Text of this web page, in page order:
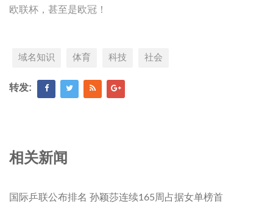
欧联杯，甚至是欧冠！
域名知识 体育 科技 社会
转发:
相关新闻
国际乒联公布排名 孙颖莎连续165周占据女单榜首